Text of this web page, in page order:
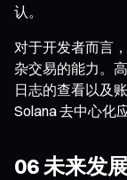
认。
对于开发者而言
杂交易的能力。
日志的查看以及
Solana 去中心化
06 未来发